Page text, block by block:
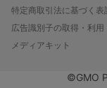
特定商取引法に基づく表
広告識別子の取得・利用
メディアキット
©GMO